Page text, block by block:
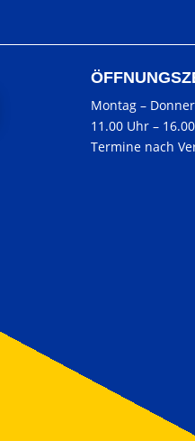
Montag –
11.00 Uhr –
Termine nach